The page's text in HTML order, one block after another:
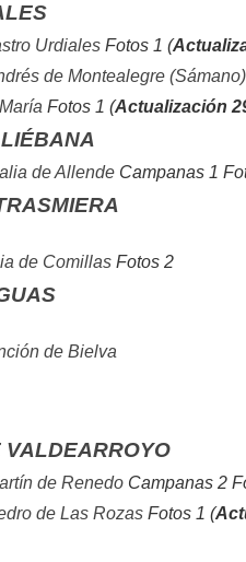
Urdiales Fotos 1 (
de Montealegre (Sámano)
Fotos 1 (Actualización
de Allende Campanas 1
de Comillas Fotos 2
de Bielva
de Renedo Campanas 2
de Las Rozas Fotos 1 (